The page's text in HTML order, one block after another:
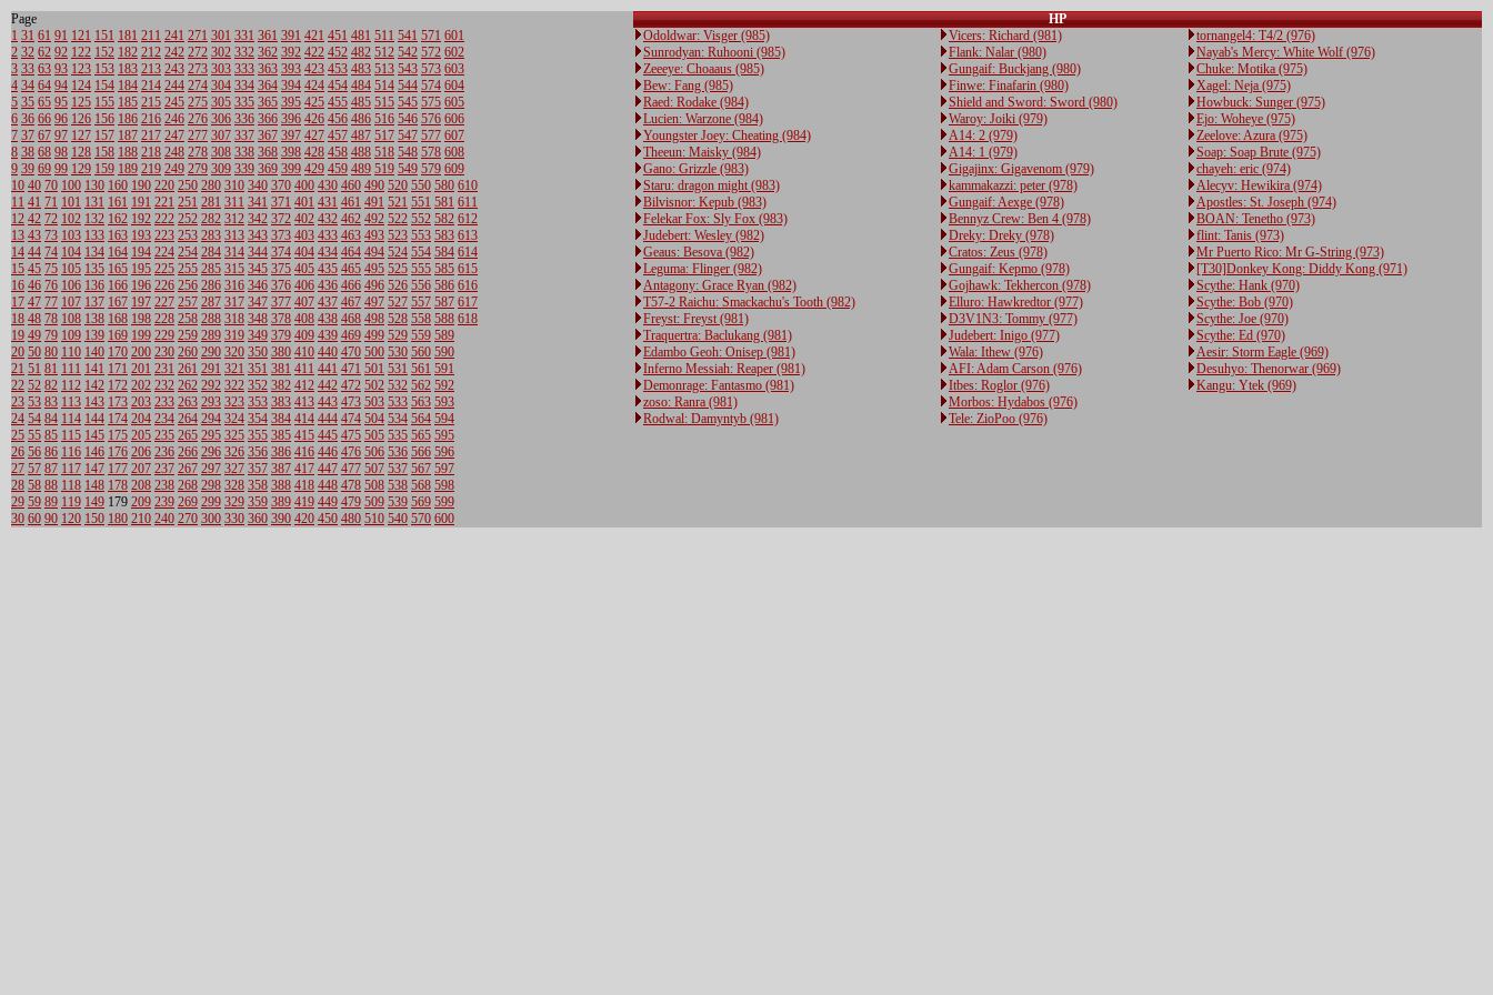
Page
1 31 61 91 121 151 181 211 241 271 301 331 361 391 421 451 481 511 541 571 601
2 32 62 92 122 152 182 212 242 272 302 332 362 392 422 452 482 512 542 572 602
3 33 63 93 123 153 183 213 243 273 303 333 363 393 423 453 483 513 543 573 603
4 34 64 94 124 154 184 214 244 274 304 334 364 394 424 454 484 514 544 574 604
5 35 65 95 125 155 185 215 245 275 305 335 365 395 425 455 485 515 545 575 605
6 36 66 96 126 156 186 216 246 276 306 336 366 396 426 456 486 516 546 576 606
7 37 67 97 127 157 187 217 247 277 307 337 367 397 427 457 487 517 547 577 607
8 38 68 98 128 158 188 218 248 278 308 338 368 398 428 458 488 518 548 578 608
9 39 69 99 129 159 189 219 249 279 309 339 369 399 429 459 489 519 549 579 609
10 40 70 100 130 160 190 220 250 280 310 340 370 400 430 460 490 520 550 580 610
11 41 71 101 131 161 191 221 251 281 311 341 371 401 431 461 491 521 551 581 611
12 42 72 102 132 162 192 222 252 282 312 342 372 402 432 462 492 522 552 582 612
13 43 73 103 133 163 193 223 253 283 313 343 373 403 433 463 493 523 553 583 613
14 44 74 104 134 164 194 224 254 284 314 344 374 404 434 464 494 524 554 584 614
15 45 75 105 135 165 195 225 255 285 315 345 375 405 435 465 495 525 555 585 615
16 46 76 106 136 166 196 226 256 286 316 346 376 406 436 466 496 526 556 586 616
17 47 77 107 137 167 197 227 257 287 317 347 377 407 437 467 497 527 557 587 617
18 48 78 108 138 168 198 228 258 288 318 348 378 408 438 468 498 528 558 588 618
19 49 79 109 139 169 199 229 259 289 319 349 379 409 439 469 499 529 559 589
20 50 80 110 140 170 200 230 260 290 320 350 380 410 440 470 500 530 560 590
21 51 81 111 141 171 201 231 261 291 321 351 381 411 441 471 501 531 561 591
22 52 82 112 142 172 202 232 262 292 322 352 382 412 442 472 502 532 562 592
23 53 83 113 143 173 203 233 263 293 323 353 383 413 443 473 503 533 563 593
24 54 84 114 144 174 204 234 264 294 324 354 384 414 444 474 504 534 564 594
25 55 85 115 145 175 205 235 265 295 325 355 385 415 445 475 505 535 565 595
26 56 86 116 146 176 206 236 266 296 326 356 386 416 446 476 506 536 566 596
27 57 87 117 147 177 207 237 267 297 327 357 387 417 447 477 507 537 567 597
28 58 88 118 148 178 208 238 268 298 328 358 388 418 448 478 508 538 568 598
29 59 89 119 149 179 209 239 269 299 329 359 389 419 449 479 509 539 569 599
30 60 90 120 150 180 210 240 270 300 330 360 390 420 450 480 510 540 570 600
HP
Odoldwar: Visger (985)
Sunrodyan: Ruhooni (985)
Zeeeye: Choaaus (985)
Bew: Fang (985)
Raed: Rodake (984)
Lucien: Warzone (984)
Youngster Joey: Cheating (984)
Theeun: Maisky (984)
Gano: Grizzle (983)
Staru: dragon might (983)
Bilvisnor: Kepub (983)
Felekar Fox: Sly Fox (983)
Judebert: Wesley (982)
Geaus: Besova (982)
Leguma: Flinger (982)
Antagony: Grace Ryan (982)
T57-2 Raichu: Smackachu's Tooth (982)
Freyst: Freyst (981)
Traquertra: Baclukang (981)
Edambo Geoh: Onisep (981)
Inferno Messiah: Reaper (981)
Demonrage: Fantasmo (981)
zoso: Ranra (981)
Rodwal: Damyntyb (981)
Vicers: Richard (981)
Flank: Nalar (980)
Gungaif: Buckjang (980)
Finwe: Finafarin (980)
Shield and Sword: Sword (980)
Waroy: Joiki (979)
A14: 2 (979)
A14: 1 (979)
Gigajinx: Gigavenom (979)
kammakazzi: peter (978)
Gungaif: Aexge (978)
Bennyz Crew: Ben 4 (978)
Dreky: Dreky (978)
Cratos: Zeus (978)
Gungaif: Kepmo (978)
Gojhawk: Tekhercon (978)
Elluro: Hawkredtor (977)
D3V1N3: Tommy (977)
Judebert: Inigo (977)
Wala: Ithew (976)
AFI: Adam Carson (976)
Itbes: Roglor (976)
Morbos: Hydabos (976)
Tele: ZioPoo (976)
tornangel4: T4/2 (976)
Nayab's Mercy: White Wolf (976)
Chuke: Motika (975)
Xagel: Neja (975)
Howbuck: Sunger (975)
Ejo: Woheye (975)
Zeelove: Azura (975)
Soap: Soap Brute (975)
chayeh: eric (974)
Alecyv: Hewikira (974)
Apostles: St. Joseph (974)
BOAN: Tenetho (973)
flint: Tanis (973)
Mr Puerto Rico: Mr G-String (973)
[T30]Donkey Kong: Diddy Kong (971)
Scythe: Hank (970)
Scythe: Bob (970)
Scythe: Joe (970)
Scythe: Ed (970)
Aesir: Storm Eagle (969)
Desuhyo: Thenorwar (969)
Kangu: Ytek (969)